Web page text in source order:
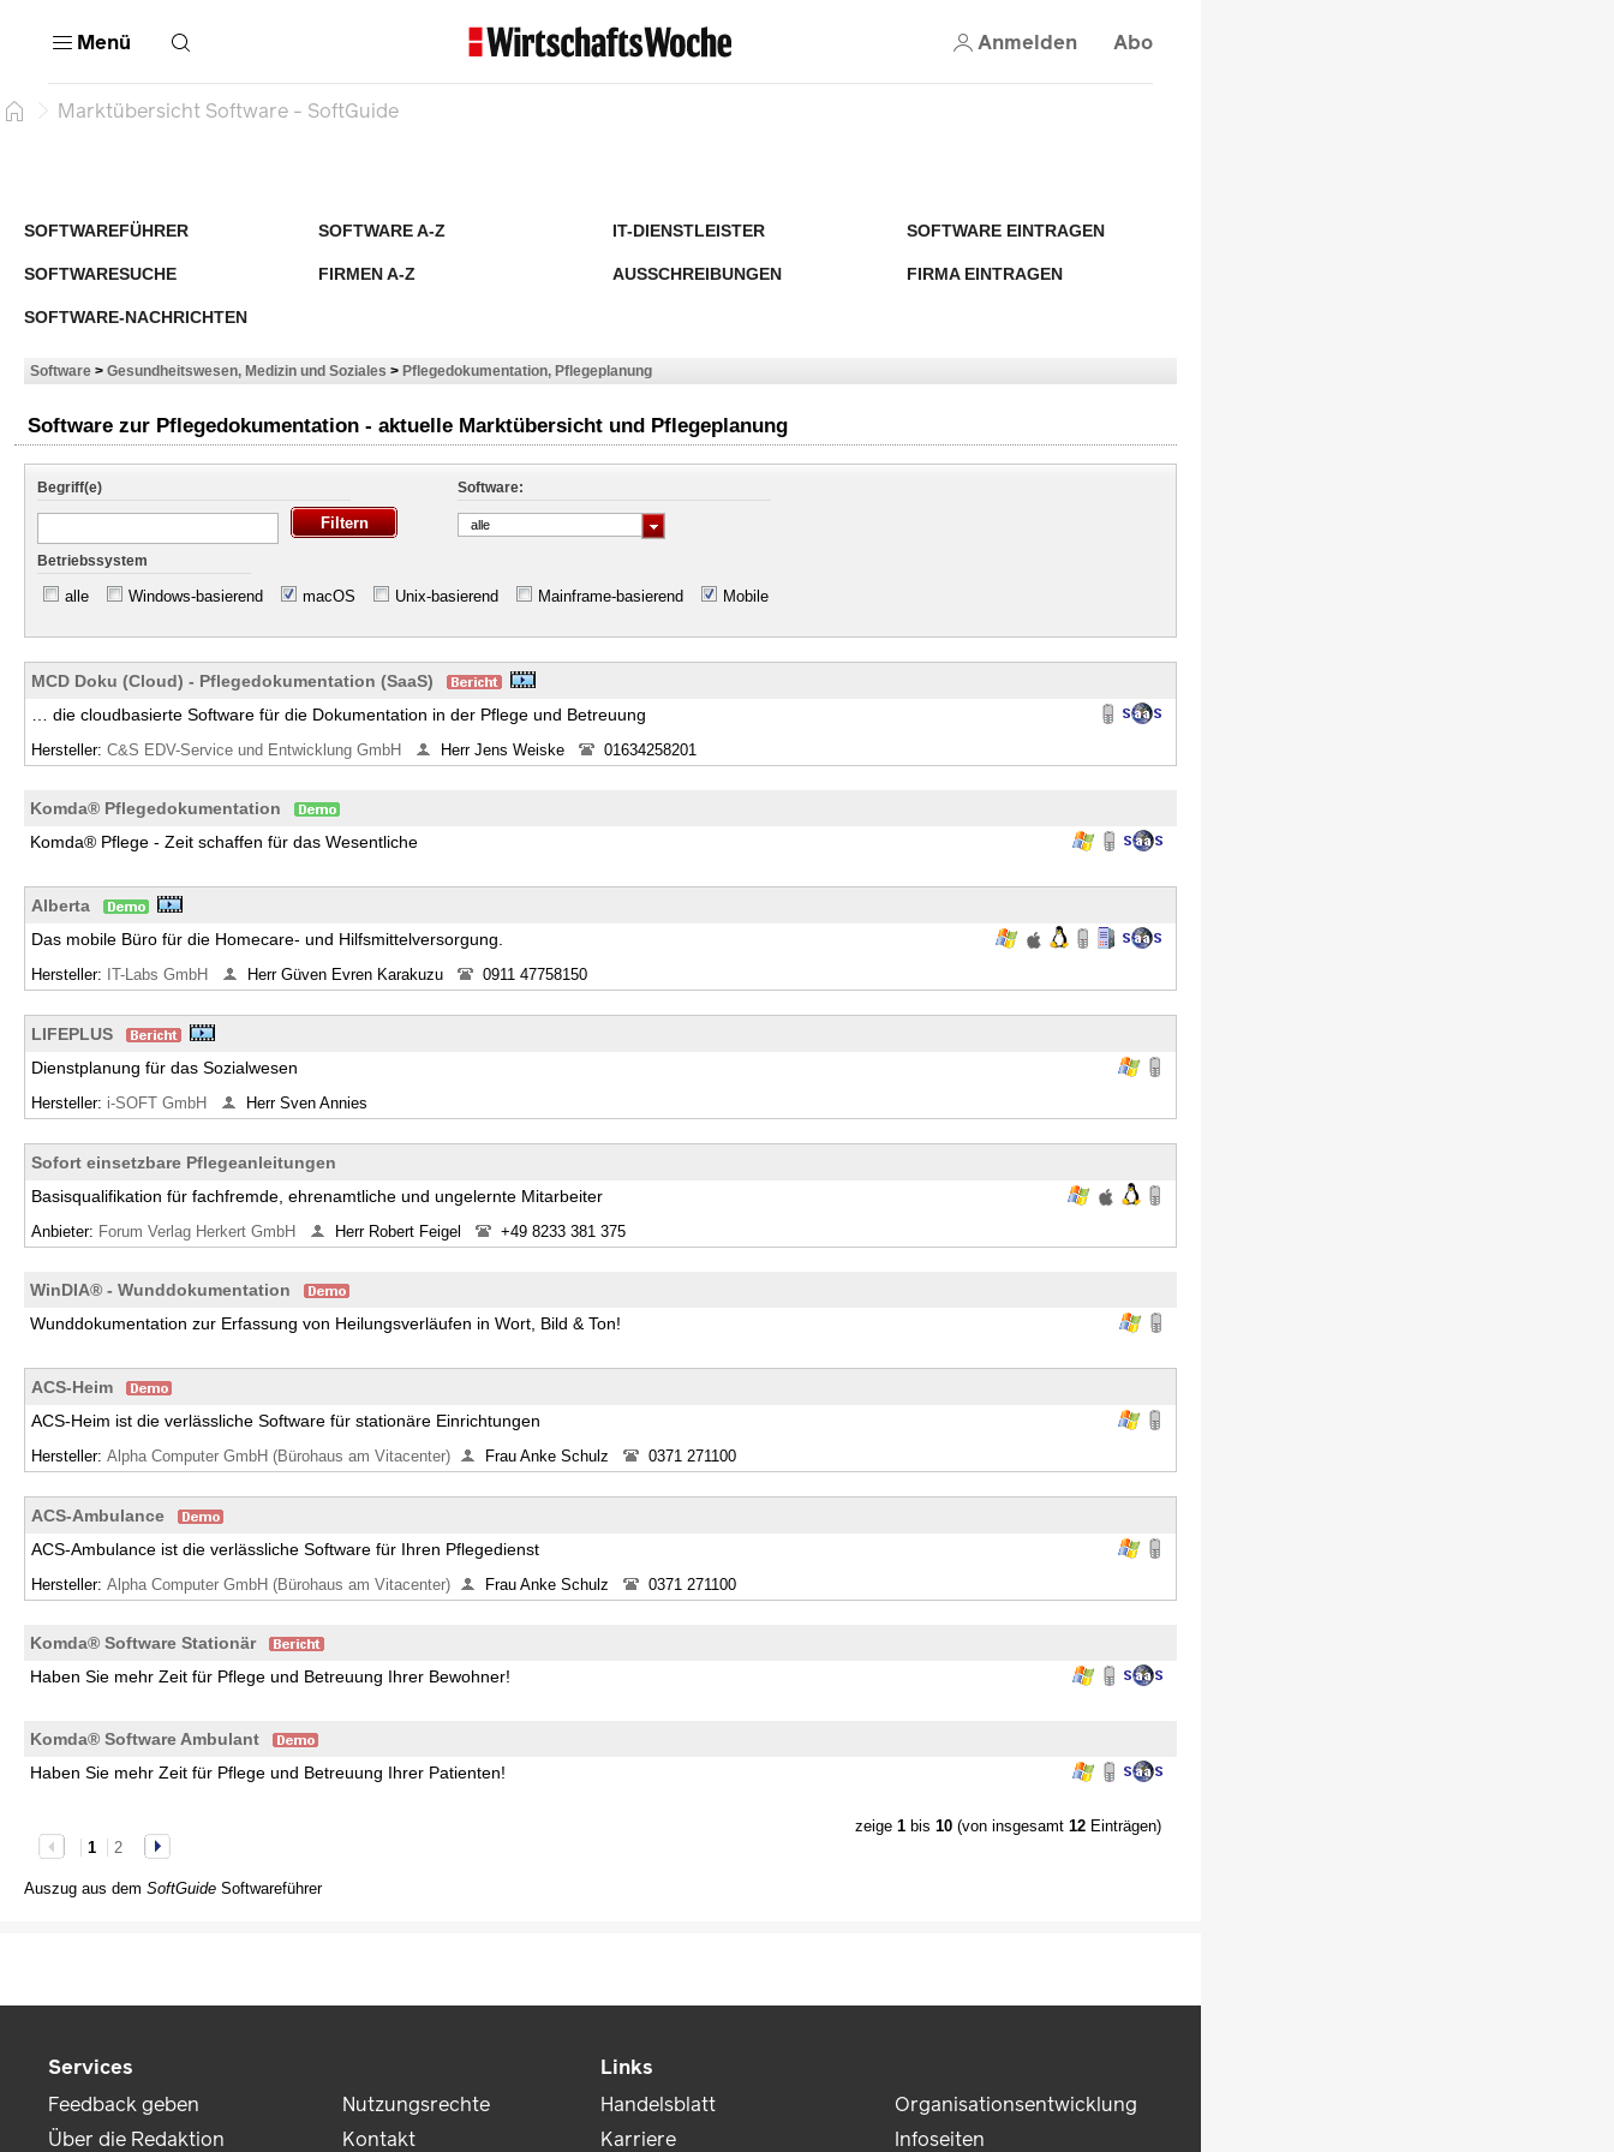
Menü Anmelden Abo
Marktübersicht Software - SoftGuide
SOFTWAREFÜHRER SOFTWARE A-Z IT-DIENSTLEISTER SOFTWARE EINTRAGEN
SOFTWARESUCHE FIRMEN A-Z AUSSCHREIBUNGEN FIRMA EINTRAGEN
SOFTWARE-NACHRICHTEN
Software > Gesundheitswesen, Medizin und Soziales > Pflegedokumentation, Pflegeplanung
Software zur Pflegedokumentation - aktuelle Marktübersicht und Pflegeplanung
Begriff(e) Software:
alle
Betriebssystem
alle Windows-basierend macOS Unix-basierend Mainframe-basierend Mobile
MCD Doku (Cloud) - Pflegedokumentation (SaaS)
… die cloudbasierte Software für die Dokumentation in der Pflege und Betreuung
Hersteller: C&S EDV-Service und Entwicklung GmbH Herr Jens Weiske 01634258201
Komda® Pflegedokumentation
Komda® Pflege - Zeit schaffen für das Wesentliche
Alberta
Das mobile Büro für die Homecare- und Hilfsmittelversorgung.
Hersteller: IT-Labs GmbH Herr Güven Evren Karakuzu 0911 47758150
LIFEPLUS
Dienstplanung für das Sozialwesen
Hersteller: i-SOFT GmbH Herr Sven Annies
Sofort einsetzbare Pflegeanleitungen
Basisqualifikation für fachfremde, ehrenamtliche und ungelernte Mitarbeiter
Anbieter: Forum Verlag Herkert GmbH Herr Robert Feigel +49 8233 381 375
WinDIA® - Wunddokumentation
Wunddokumentation zur Erfassung von Heilungsverläufen in Wort, Bild & Ton!
ACS-Heim
ACS-Heim ist die verlässliche Software für stationäre Einrichtungen
Hersteller: Alpha Computer GmbH (Bürohaus am Vitacenter) Frau Anke Schulz 0371 271100
ACS-Ambulance
ACS-Ambulance ist die verlässliche Software für Ihren Pflegedienst
Hersteller: Alpha Computer GmbH (Bürohaus am Vitacenter) Frau Anke Schulz 0371 271100
Komda® Software Stationär
Haben Sie mehr Zeit für Pflege und Betreuung Ihrer Bewohner!
Komda® Software Ambulant
Haben Sie mehr Zeit für Pflege und Betreuung Ihrer Patienten!
zeige 1bis 10(von insgesamt 12Einträgen)
1
2
Auszug aus dem SoftGuide Softwareführer
Services
Feedback geben
Über die Redaktion
Nutzungsrechte
Kontakt
Links
Handelsblatt
Karriere
Organisationsentwicklung
Infoseiten